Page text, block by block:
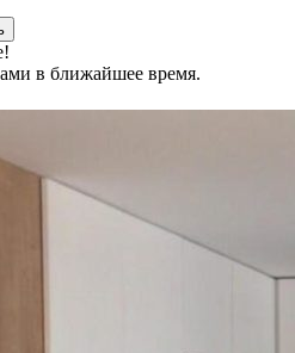
в ближайшее время.